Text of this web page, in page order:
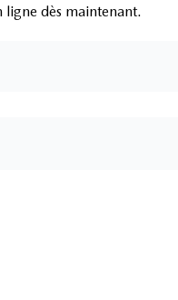
ligne dès maintenant.